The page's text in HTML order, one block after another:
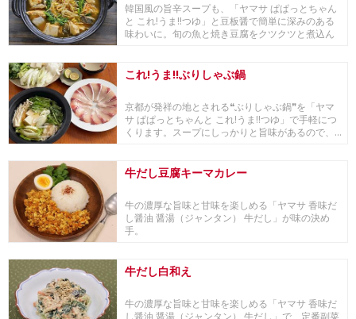
韓国風の旨辛スープも、「ヤマサ ぱぱっとちゃん
と これ!うま!!つゆ」と豆板醤で簡単に深みのある
味わいに。旬の魚と焼き豆腐をクツクツと煮込ん
これ!うま!!ぶりしゃぶ鍋
京都が発祥の地とされる❝ぶりしゃぶ鍋❞を「ヤマ
サ ぱぱっとちゃんと これ!うま!!つゆ」で手軽につ
くります。スープにしっかりと旨味があるので、...
牛だし豆腐キーマカレー
牛の濃厚な旨味と甘味を楽しめる「ヤマサ 香味だ
し醤油 醤湯（ジャンタン） 牛だし」が味の決め
手。
牛だし白和え
牛の濃厚な旨味と甘味を楽しめる「ヤマサ 香味だ
し醤油 醤湯（ジャンタン） 牛だし」で、定番副菜